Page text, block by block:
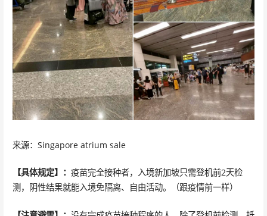
来源：Singapore atrium sale
【具体规定】： 疫苗完全接种者，入境新加坡只需登机前2天检
测，阴性结果就能入境免隔离、自由活动。（跟疫情前一样）